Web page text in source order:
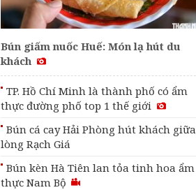
Bún giấm nuốc Huế: Món lạ hút du
khách
TP. Hồ Chí Minh là thành phố có ẩm
thực đường phố top 1 thế giới
Bún cá cay Hải Phòng hút khách giữa
lòng Rạch Giá
Bún kèn Hà Tiên lan tỏa tinh hoa ẩm
thực Nam Bộ